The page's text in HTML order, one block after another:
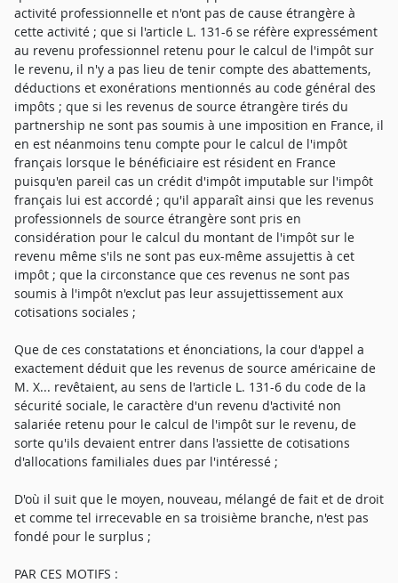
activité professionnelle et n'ont pas de cause étrangère à
cette activité ; que si l'article L. 131-6 se réfère expressément
au revenu professionnel retenu pour le calcul de l'impôt sur
le revenu, il n'y a pas lieu de tenir compte des abattements,
déductions et exonérations mentionnés au code général des
impôts ; que si les revenus de source étrangère tirés du
partnership ne sont pas soumis à une imposition en France, il
en est néanmoins tenu compte pour le calcul de l'impôt
français lorsque le bénéficiaire est résident en France
puisqu'en pareil cas un crédit d'impôt imputable sur l'impôt
français lui est accordé ; qu'il apparaît ainsi que les revenus
professionnels de source étrangère sont pris en
considération pour le calcul du montant de l'impôt sur le
revenu même s'ils ne sont pas eux-même assujettis à cet
impôt ; que la circonstance que ces revenus ne sont pas
soumis à l'impôt n'exclut pas leur assujettissement aux
cotisations sociales ;
Que de ces constatations et énonciations, la cour d'appel a
exactement déduit que les revenus de source américaine de
M. X... revêtaient, au sens de l'article L. 131-6 du code de la
sécurité sociale, le caractère d'un revenu d'activité non
salariée retenu pour le calcul de l'impôt sur le revenu, de
sorte qu'ils devaient entrer dans l'assiette de cotisations
d'allocations familiales dues par l'intéressé ;
D'où il suit que le moyen, nouveau, mélangé de fait et de droit
et comme tel irrecevable en sa troisième branche, n'est pas
fondé pour le surplus ;
PAR CES MOTIFS :